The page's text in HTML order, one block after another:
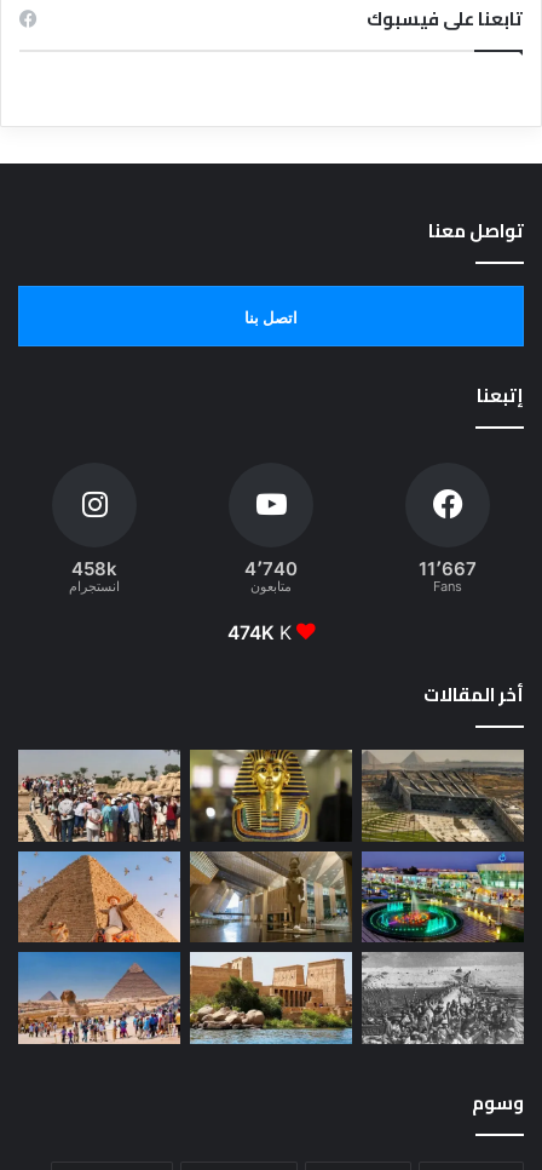
تابعنا على فيسبوك
تواصل معنا
اتصل بنا
إتبعنا
11٬667
Fans
4٬740
متابعون
458k
انستجرام
474K K
أخر المقالات
وسوم